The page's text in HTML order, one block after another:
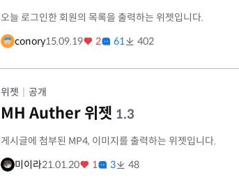
오늘 로그인한 회원의 목록을 출력하는 위젯입니다.
conory15.09.19 2 61 402
위젯 공개
MH Auther 위젯 1.3
게시글에 첨부된 MP4, 이미지를 출력하는 위젯입니다.
미이라21.01.20 1 3 48